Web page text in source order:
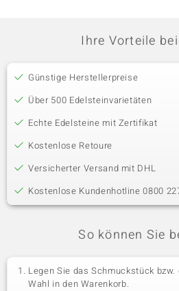
Ihre Vorteile
Günstige Herstellerpreise
Über 500 Edelsteinvarietäten
Echte Edelsteine mit Zertifikat
Kostenlose Retoure
Versicherter Versand mit DHL
Kostenlose Kundenhotline 0800
So können Sie
Legen Sie das Schmuckstück
Wahl in den Warenkorb.